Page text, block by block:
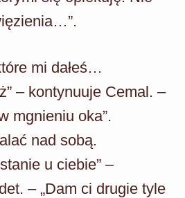
mi dałeś…
– kontynuuje Cemal. –
mgnieniu oka”.
nad sobą.
u ciebie” –
– „Dam ci drugie tyle